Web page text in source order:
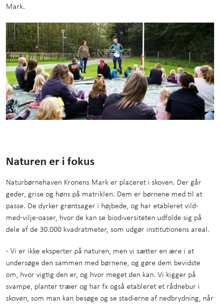
Mark.
Naturen er i fokus
Naturbørnehaven Kronens Mark er placeret i skoven. Der går
geder, grise og høns på matriklen. Dem er børnene med til at
passe. De dyrker grøntsager i højbede, og har etableret vild-
med-vilje-oaser, hvor de kan se biodiversiteten udfolde sig på
dele af de 30.000 kvadratmeter, som udgør institutionens areal.
- Vi er ikke eksperter på naturen, men vi sætter en ære i at
undersøge den sammen med børnene, og gøre dem bevidste
om, hvor vigtig den er, og hvor meget den kan. Vi kigger på
svampe, planter træer og har fx også etableret et rådnebur i
skoven, som man kan besøge og se stadierne af nedbrydning, når